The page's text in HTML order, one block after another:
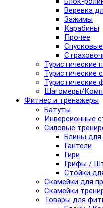
Веревка
Зажимы
Карабины
Прочее
Туристические
Туристические
Туристические
Шагомеры/
Фитнес и тренажеры
Батуты
Инверсионные
Силовые
Блины для
Гантели
Гири
Грифы /
Стойки
Скамейки для
Скамейки
Товары для